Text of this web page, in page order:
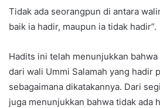
Tidak ada seorangpun di antara
baik ia hadir, maupun ia tidak hadir”.
Hadits ini telah menunjukkan
dari wali Ummi Salamah yang hadir
sebagaimana dikatakannya. Dari
juga menunjukkan bahwa tidak ada